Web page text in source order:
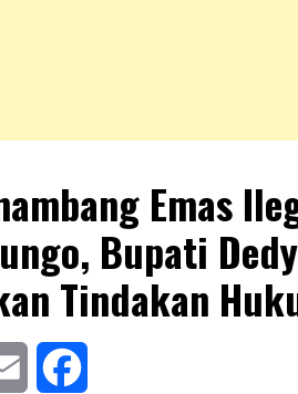
Emas
Bupati
Tindakan
Email